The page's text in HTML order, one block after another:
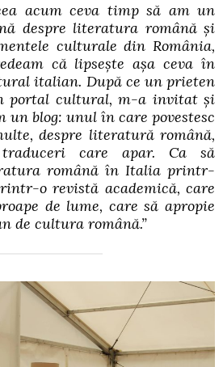
acum ceva timp să am un
despre literatura română și
culturale din România,
că lipsește așa ceva în
italian. După ce un prieten
portal cultural, m-a invitat și
un blog: unul în care povestesc
despre literatură română,
care apar. Ca să
română în Italia printr-
o revistă academică, care
de lume, care să apropie
de cultura română.”